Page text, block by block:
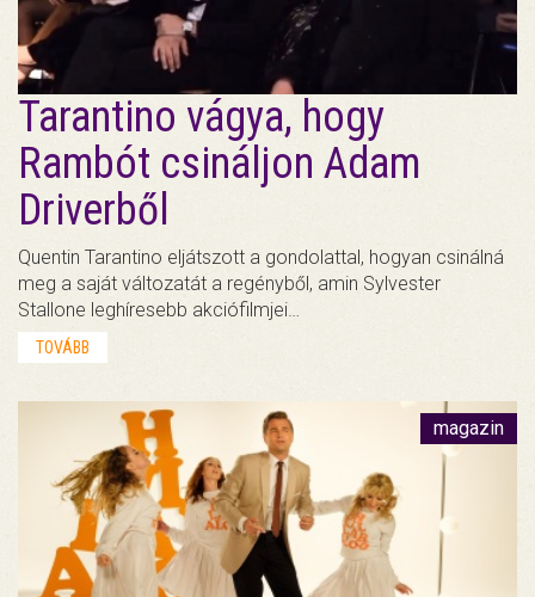
Tarantino vágya, hogy
Rambót csináljon Adam
Driverből
Quentin Tarantino eljátszott a gondolattal, hogyan csinálná
meg a saját változatát a regényből, amin Sylvester
Stallone leghíresebb akciófilmjei…
TOVÁBB
magazin